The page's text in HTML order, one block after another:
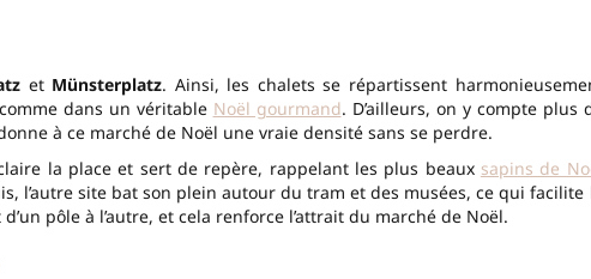
et Münsterplatz. Ainsi, les chalets se répartissent
dans un véritable Noël gourmand. D’ailleurs, on y compte plus
à ce marché de Noël une vraie densité sans se perdre.
la place et sert de repère, rappelant les plus beaux sapins de
l’autre site bat son plein autour du tram et des musées, ce qui facilite
pôle à l’autre, et cela renforce l’attrait du marché de Noël.